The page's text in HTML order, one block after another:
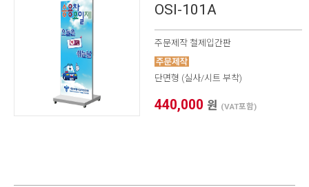
OSI-101A
주문제작 철제입간판
단면형 (실사/시트 부착)
440,000 원 (VAT포함)